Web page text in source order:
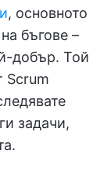
, основното
бъгове –
добър. Той
Scrum
задачи,